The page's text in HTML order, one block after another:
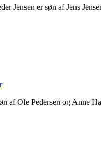
Jensen er søn af Jens
af Ole Pedersen og Anne